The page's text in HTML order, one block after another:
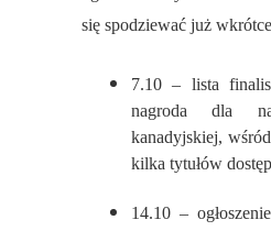
się spodziewać już
7.10 – lista
nagroda dla
kanadyjskiej,
kilka tytułów
14.10 –